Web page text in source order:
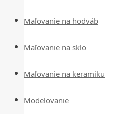
Maľovanie na hodváb
Maľovanie na sklo
Maľovanie na keramiku
Modelovanie